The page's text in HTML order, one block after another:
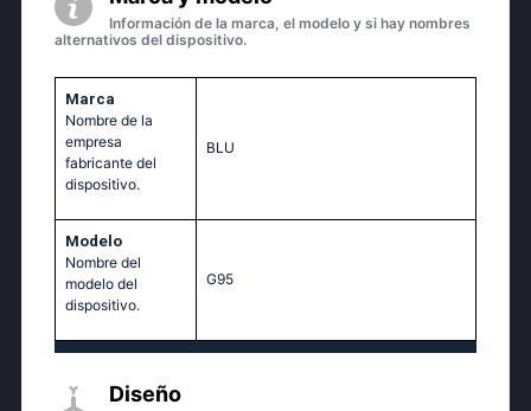
Información de la marca, el modelo y si hay nombres
alternativos del dispositivo.
Marca
Nombre de la
empresa
fabricante del
dispositivo.
BLU
Modelo
Nombre del
modelo del
dispositivo.
G95
Diseño